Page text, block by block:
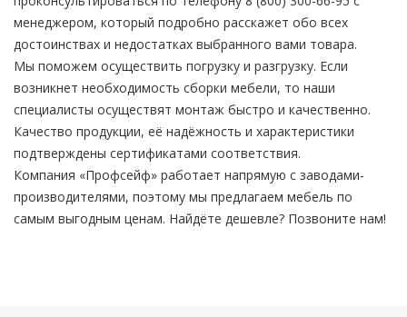
менеджером, который подробно расскажет обо всех
достоинствах и недостатках выбранного вами товара.
Мы поможем осуществить погрузку и разгрузку. Если
возникнет необходимость сборки мебели, то наши
специалисты осуществят монтаж быстро и качественно.
Качество продукции, её надёжность и характеристики
подтверждены сертификатами соответствия.
Компания «Профсейф» работает напрямую с заводами-
производителями, поэтому мы предлагаем мебель по
самым выгодным ценам. Найдёте дешевле? Позвоните нам!